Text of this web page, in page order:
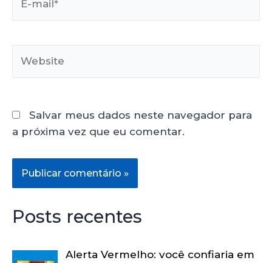
Salvar meus dados neste navegador para
a próxima vez que eu comentar.
Posts recentes
Alerta Vermelho: você confiaria em